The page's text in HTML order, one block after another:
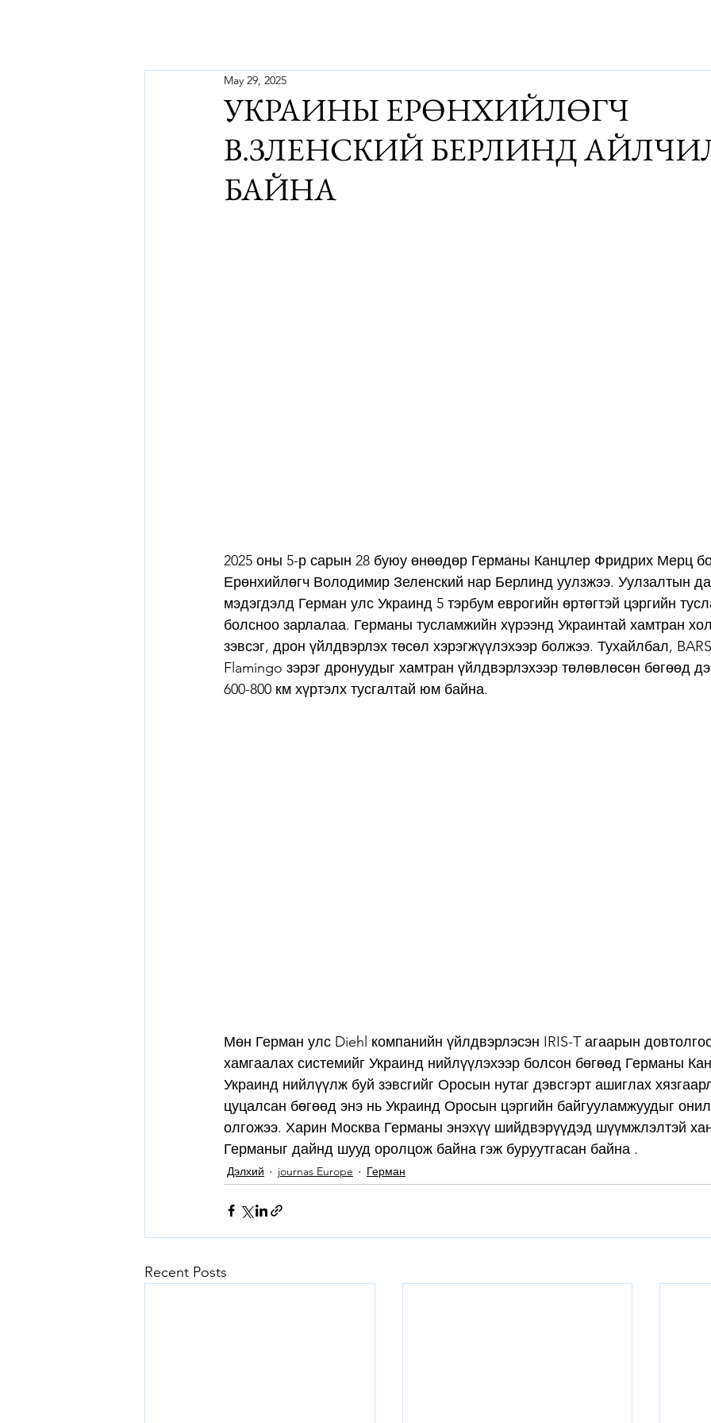
УКРАИНЫ ЕРӨНХИЙЛӨГЧ
В.ЗЛЕНСКИЙ БЕРЛИНД
БАЙНА
May 29, 2025
2025 оны 5-р сарын 28 буюу өнөөдөр Германы Канцлер Фридрих Мерц
Ерөнхийлөгч Володимир Зеленский нар Берлинд уулзжээ. Уулзалтын
мэдэгдэлд Герман улс Украинд 5 тэрбум еврогийн өртөгтэй цэргийн
болсноо зарлалаа. Германы тусламжийн хүрээнд Украинтай хамтран
зэвсэг, дрон үйлдвэрлэх төсөл хэрэгжүүлэхээр болжээ. Тухайлбал,
Flamingo зэрэг дронуудыг хамтран үйлдвэрлэхээр төлөвлөсөн бөгөөд
600-800 км хүртэлх тусгалтай юм байна.
Мөн Герман улс Diehl компанийн үйлдвэрлэсэн IRIS-T агаарын
хамгаалах системийг Украинд нийлүүлэхээр болсон бөгөөд Германы
Украинд нийлүүлж буй зэвсгийг Оросын нутаг дэвсгэрт ашиглах
цуцалсан бөгөөд энэ нь Украинд Оросын цэргийн байгууламжуудыг
олгожээ. Харин Москва Германы энэхүү шийдвэрүүдэд шүүмжлэлтэй
Германыг дайнд шууд оролцож байна гэж буруутгасан байна .
Дэлхий journas Europe Герман
Recent Posts